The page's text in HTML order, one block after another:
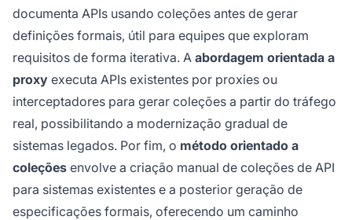
documenta APIs usando coleções antes de gerar
definições formais, útil para equipes que exploram
requisitos de forma iterativa. A abordagem orientada a
proxy executa APIs existentes por proxies ou
interceptadores para gerar coleções a partir do tráfego
real, possibilitando a modernização gradual de
sistemas legados. Por fim, o método orientado a
coleções envolve a criação manual de coleções de API
para sistemas existentes e a posterior geração de
especificações formais, oferecendo um caminho